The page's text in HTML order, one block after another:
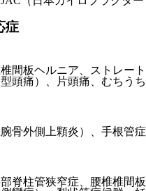
症
間板ヘルニア、ストレート
頭痛）、片頭痛、むちうち
骨外側上顆炎）、手根管症
脊柱管狭窄症、腰椎椎間板